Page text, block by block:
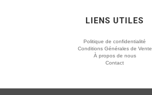
LIENS UTILES
Politique de confidentialité
Conditions Générales de Vente
À propos de nous
Contact